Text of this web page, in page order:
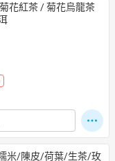
花紅茶 / 菊花烏龍茶
米/陳皮/荷葉/生茶/玫